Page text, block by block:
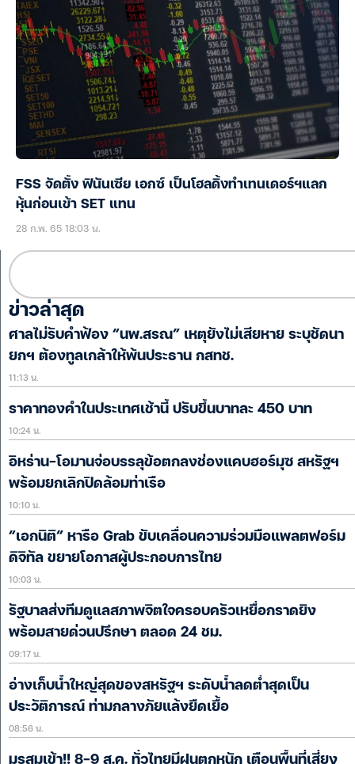
FSS จัดตั้ง ฟินันเซีย เอกซ์ เป็นโฮลดิ้งทำเทนเดอร์ฯแลก
หุ้นก่อนเข้า SET แทน
28 ก.พ. 65 18:03 น.
ข่าวล่าสุด
ศาลไม่รับคำฟ้อง “นพ.สรณ” เหตุยังไม่เสียหาย ระบุชัดนา
ยกฯ ต้องทูลเกล้าให้พ้นประธาน กสทช.
11:13 น.
ราคาทองคำในประเทศเช้านี้ ปรับขึ้นบาทละ 450 บาท
10:24 น.
อิหร่าน-โอมานจ่อบรรลุข้อตกลงช่องแคบฮอร์มุซ สหรัฐฯ
พร้อมยกเลิกปิดล้อมท่าเรือ
10:10 น.
“เอกนิติ” หารือ Grab ขับเคลื่อนความร่วมมือแพลตฟอร์ม
ดิจิทัล ขยายโอกาสผู้ประกอบการไทย
10:03 น.
รัฐบาลส่งทีมดูแลสภาพจิตใจครอบครัวเหยื่อกราดยิง
พร้อมสายด่วนปรึกษา ตลอด 24 ชม.
09:17 น.
อ่างเก็บน้ำใหญ่สุดของสหรัฐฯ ระดับน้ำลดต่ำสุดเป็น
ประวัติการณ์ ท่ามกลางภัยแล้งยืดเยื้อ
08:56 น.
มรสุมเข้า!! 8-9 ส.ค. ทั่วไทยมีฝนตกหนัก เตือนพื้นที่เสี่ยง